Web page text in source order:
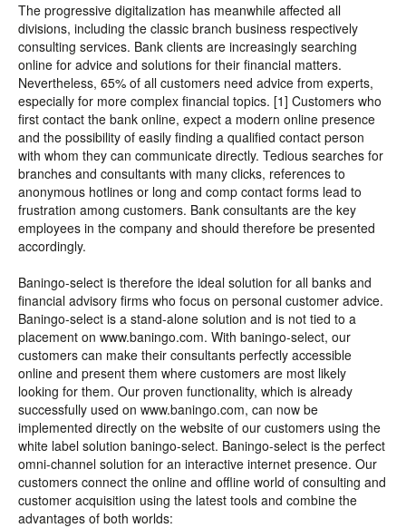
The progressive digitalization has meanwhile affected all
divisions, including the classic branch business respectively
consulting services. Bank clients are increasingly searching
online for advice and solutions for their financial matters.
Nevertheless, 65% of all customers need advice from experts,
especially for more complex financial topics. [1] Customers who
first contact the bank online, expect a modern online presence
and the possibility of easily finding a qualified contact person
with whom they can communicate directly. Tedious searches for
branches and consultants with many clicks, references to
anonymous hotlines or long and comp contact forms lead to
frustration among customers. Bank consultants are the key
employees in the company and should therefore be presented
accordingly.
Baningo-select is therefore the ideal solution for all banks and
financial advisory firms who focus on personal customer advice.
Baningo-select is a stand-alone solution and is not tied to a
placement on www.baningo.com. With baningo-select, our
customers can make their consultants perfectly accessible
online and present them where customers are most likely
looking for them. Our proven functionality, which is already
successfully used on www.baningo.com, can now be
implemented directly on the website of our customers using the
white label solution baningo-select. Baningo-select is the perfect
omni-channel solution for an interactive internet presence. Our
customers connect the online and offline world of consulting and
customer acquisition using the latest tools and combine the
advantages of both worlds: